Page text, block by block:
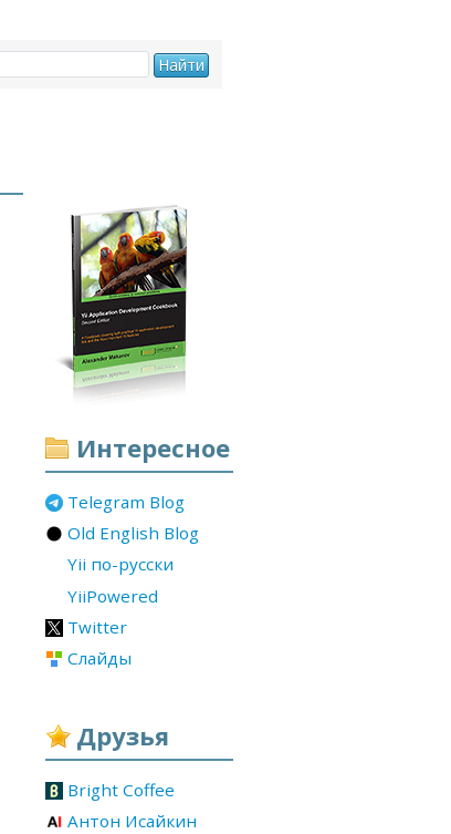
Интересное
Telegram Blog
Old English Blog
Yii по-русски
YiiPowered
Twitter
Слайды
Друзья
Bright Coffee
Антон Исайкин